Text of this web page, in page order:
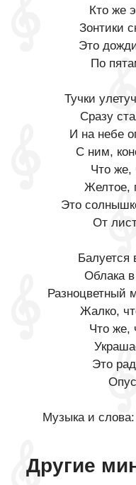
Кто же
Зонтики
Это
По
Тучки
Сразу
И на небе
С ним,
Что же,
Желтое,
Это
От
Балуется
Облака
Разноцветный
Жалко,
Что же,
Это
Музыка и
Другие